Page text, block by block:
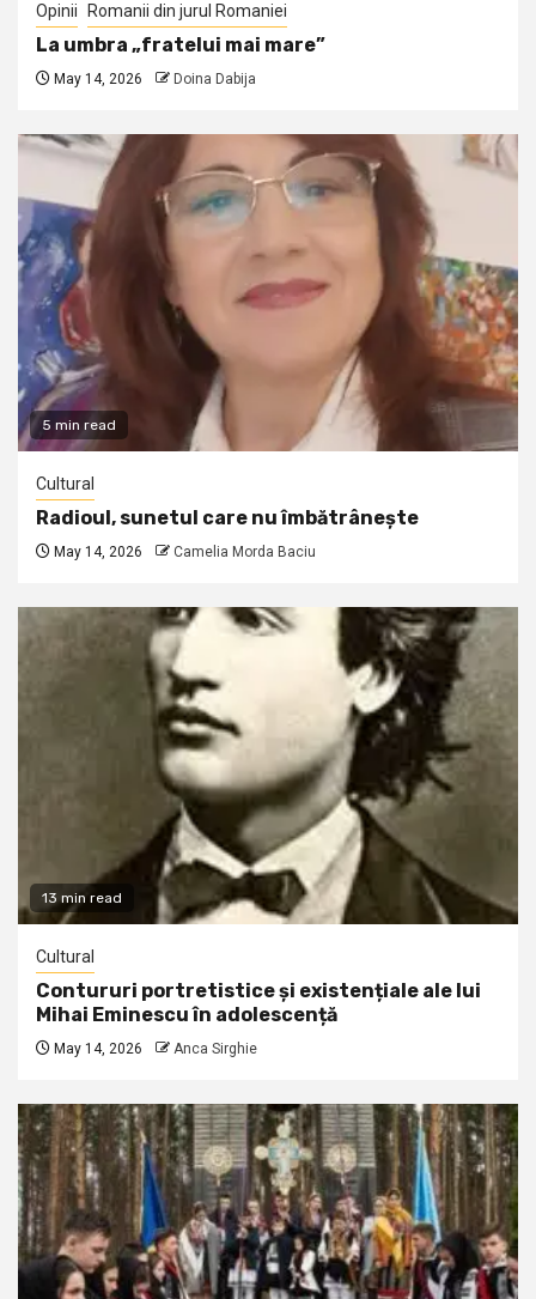
Opinii Romanii din jurul Romaniei
La umbra „fratelui mai mare”
May 14, 2026 Doina Dabija
5 min read
Cultural
Radioul, sunetul care nu îmbătrânește
May 14, 2026 Camelia Morda Baciu
13 min read
Cultural
Contururi portretistice și existențiale ale lui
Mihai Eminescu în adolescență
May 14, 2026 Anca Sirghie